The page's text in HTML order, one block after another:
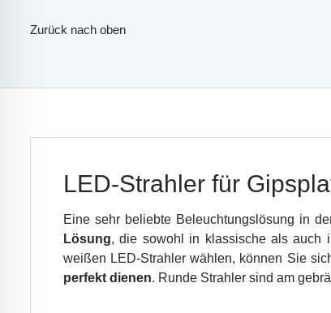
Zurück nach oben
LED-Strahler für
Eine sehr beliebte Beleuchtungslösung in
Lösung, die sowohl in klassische als auch
weißen LED-Strahler wählen, können Sie
perfekt dienen. Runde Strahler sind am